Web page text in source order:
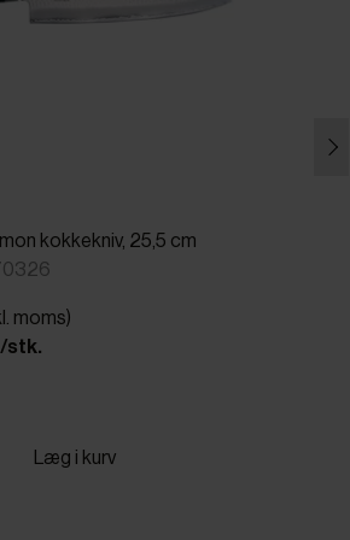
kokkekniv, 25,5 cm
moms)
stk.
Læg i kurv